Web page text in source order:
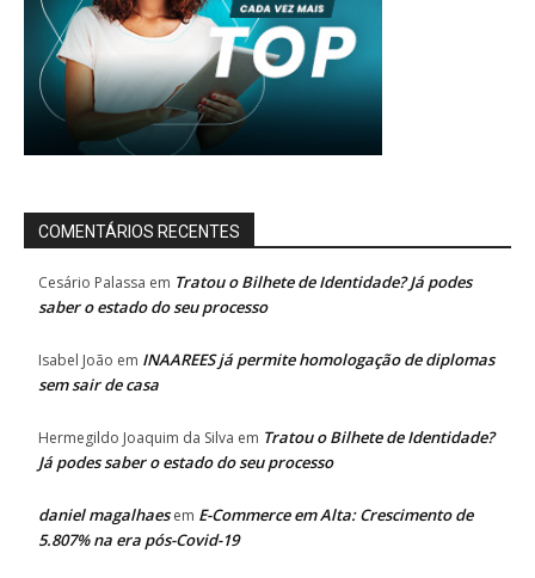
COMENTÁRIOS RECENTES
Cesário Palassa em Tratou o Bilhete de Identidade? Já podes
saber o estado do seu processo
Isabel João em INAAREES já permite homologação de diplomas
sem sair de casa
Hermegildo Joaquim da Silva em Tratou o Bilhete de Identidade?
Já podes saber o estado do seu processo
daniel magalhaesem E-Commerce em Alta: Crescimento de
5.807% na era pós-Covid-19